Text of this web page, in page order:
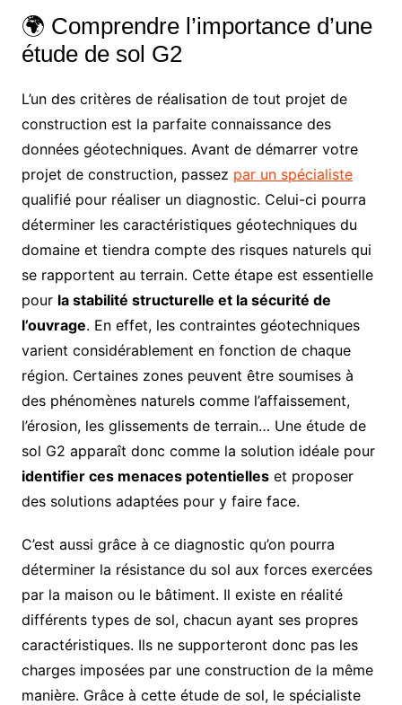
🌍 Comprendre l’importance d’une
étude de sol G2
L’un des critères de réalisation de tout projet de
construction est la parfaite connaissance des
données géotechniques. Avant de démarrer votre
projet de construction, passez par un spécialiste
qualifié pour réaliser un diagnostic. Celui-ci pourra
déterminer les caractéristiques géotechniques du
domaine et tiendra compte des risques naturels qui
se rapportent au terrain. Cette étape est essentielle
pour la stabilité structurelle et la sécurité de
l’ouvrage. En effet, les contraintes géotechniques
varient considérablement en fonction de chaque
région. Certaines zones peuvent être soumises à
des phénomènes naturels comme l’affaissement,
l’érosion, les glissements de terrain… Une étude de
sol G2 apparaît donc comme la solution idéale pour
identifier ces menaces potentielleset proposer
des solutions adaptées pour y faire face.
C’est aussi grâce à ce diagnostic qu’on pourra
déterminer la résistance du sol aux forces exercées
par la maison ou le bâtiment. Il existe en réalité
différents types de sol, chacun ayant ses propres
caractéristiques. Ils ne supporteront donc pas les
charges imposées par une construction de la même
manière. Grâce à cette étude de sol, le spécialiste